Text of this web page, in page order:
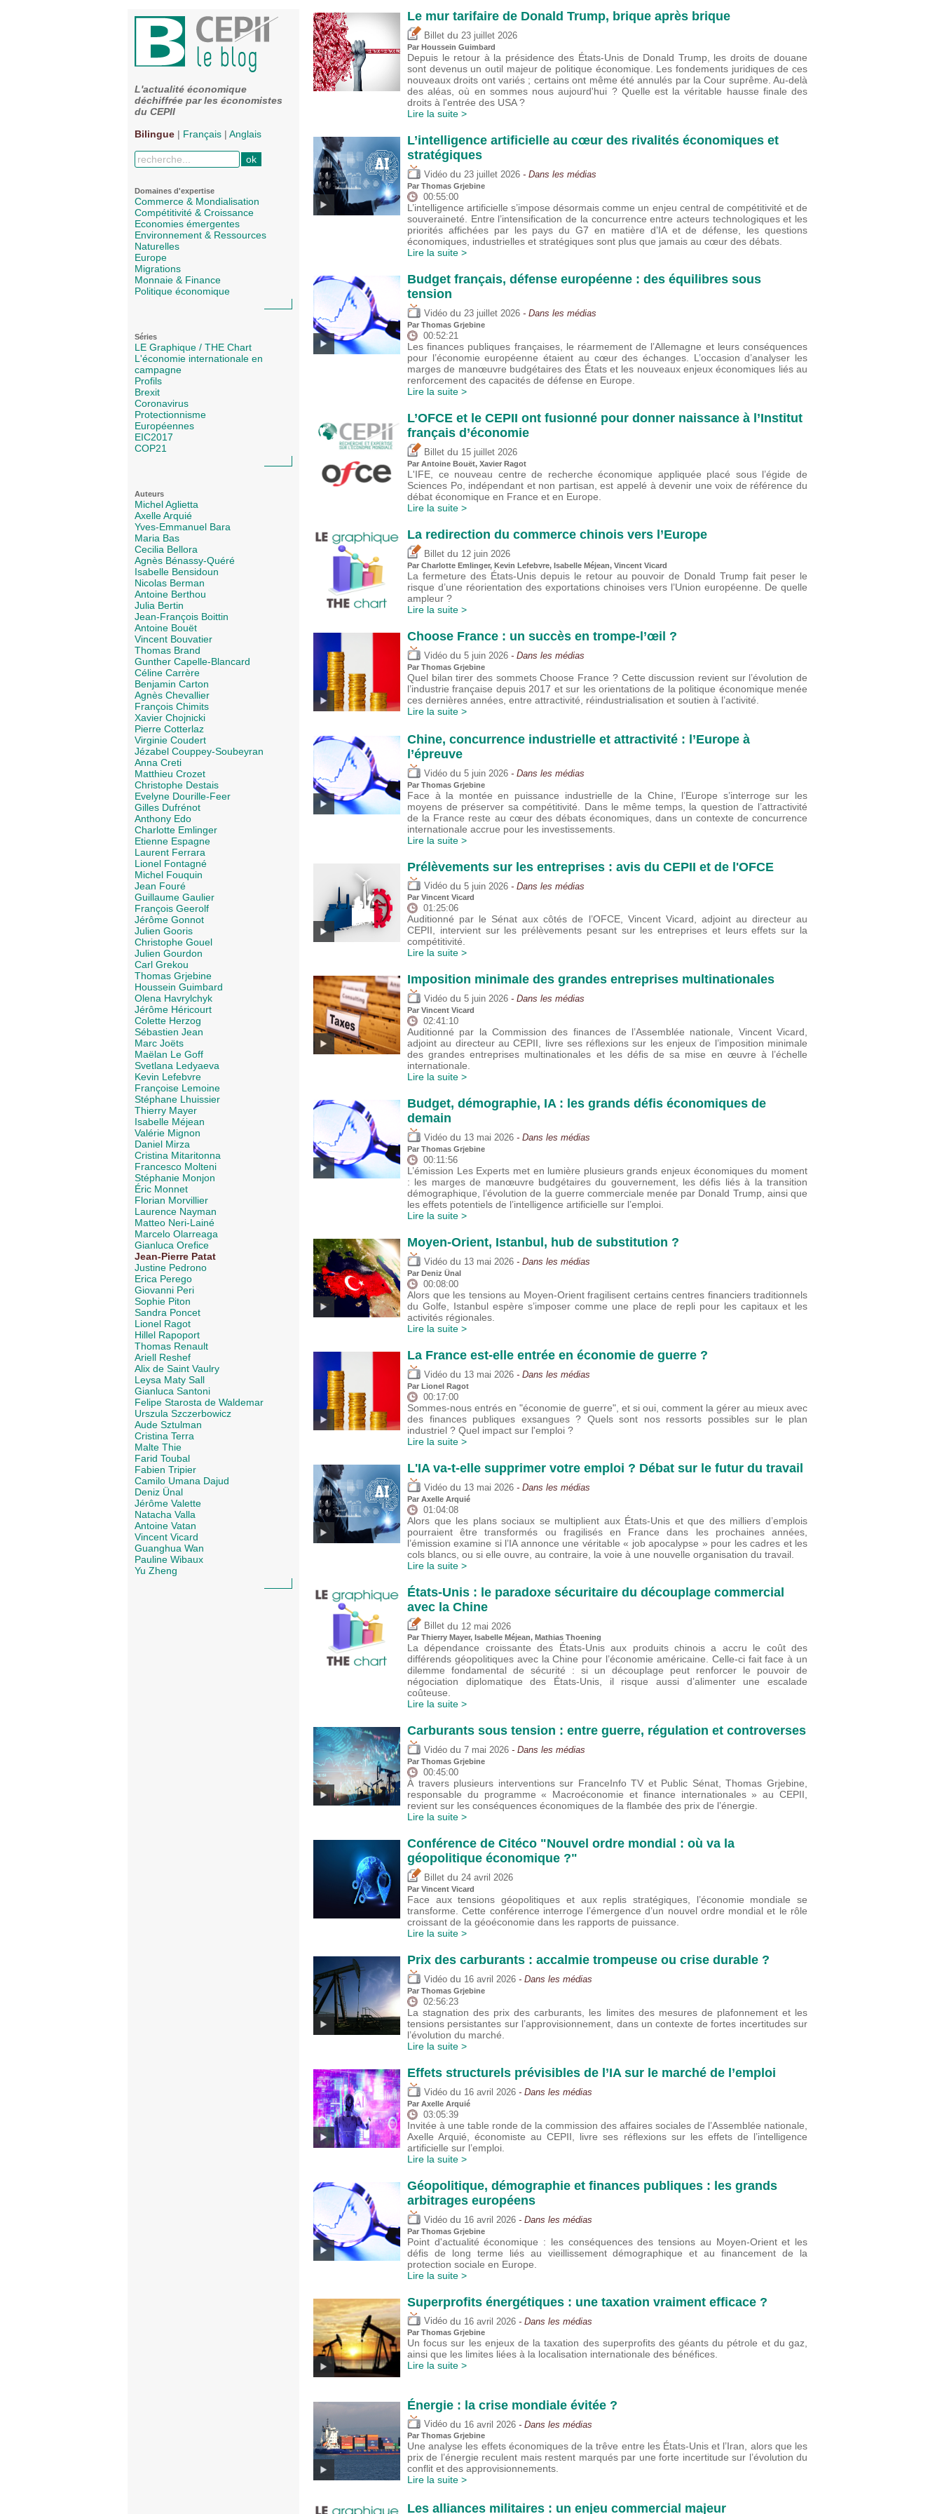
L'actualité économique
déchiffrée par les économistes
du CEPII
Bilingue | Français | Anglais
Domaines d'expertise
Commerce & Mondialisation
Compétitivité & Croissance
Economies émergentes
Environnement & Ressources
Naturelles
Europe
Migrations
Monnaie & Finance
Politique économique
Séries
LE Graphique / THE Chart
L'économie internationale en
campagne
Profils
Brexit
Coronavirus
Protectionnisme
Européennes
EIC2017
COP21
Auteurs
Michel Aglietta
Axelle Arquié
Yves-Emmanuel Bara
Maria Bas
Cecilia Bellora
Agnès Bénassy-Quéré
Isabelle Bensidoun
Nicolas Berman
Antoine Berthou
Julia Bertin
Jean-François Boittin
Antoine Bouët
Vincent Bouvatier
Thomas Brand
Gunther Capelle-Blancard
Céline Carrère
Benjamin Carton
Agnès Chevallier
François Chimits
Xavier Chojnicki
Pierre Cotterlaz
Virginie Coudert
Jézabel Couppey-Soubeyran
Anna Creti
Matthieu Crozet
Christophe Destais
Evelyne Dourille-Feer
Gilles Dufrénot
Anthony Edo
Charlotte Emlinger
Etienne Espagne
Laurent Ferrara
Lionel Fontagné
Michel Fouquin
Jean Fouré
Guillaume Gaulier
François Geerolf
Jérôme Gonnot
Julien Gooris
Christophe Gouel
Julien Gourdon
Carl Grekou
Thomas Grjebine
Houssein Guimbard
Olena Havrylchyk
Jérôme Héricourt
Colette Herzog
Sébastien Jean
Marc Joëts
Maëlan Le Goff
Svetlana Ledyaeva
Kevin Lefebvre
Françoise Lemoine
Stéphane Lhuissier
Thierry Mayer
Isabelle Méjean
Valérie Mignon
Daniel Mirza
Cristina Mitaritonna
Francesco Molteni
Stéphanie Monjon
Éric Monnet
Florian Morvillier
Laurence Nayman
Matteo Neri-Lainé
Marcelo Olarreaga
Gianluca Orefice
Jean-Pierre Patat
Justine Pedrono
Erica Perego
Giovanni Peri
Sophie Piton
Sandra Poncet
Lionel Ragot
Hillel Rapoport
Thomas Renault
Ariell Reshef
Alix de Saint Vaulry
Leysa Maty Sall
Gianluca Santoni
Felipe Starosta de Waldemar
Urszula Szczerbowicz
Aude Sztulman
Cristina Terra
Malte Thie
Farid Toubal
Fabien Tripier
Camilo Umana Dajud
Deniz Ünal
Jérôme Valette
Natacha Valla
Antoine Vatan
Vincent Vicard
Guanghua Wan
Pauline Wibaux
Yu Zheng
Le mur tarifaire de Donald Trump, brique après brique
Billet du 23 juillet 2026
Par Houssein Guimbard
Depuis le retour à la présidence des États-Unis de Donald Trump, les droits de douane
sont devenus un outil majeur de politique économique. Les fondements juridiques de ces
nouveaux droits ont variés ; certains ont même été annulés par la Cour suprême. Au-delà
des aléas, où en sommes nous aujourd'hui ? Quelle est la véritable hausse finale des
droits à l'entrée des USA ?
Lire la suite >
L’intelligence artificielle au cœur des rivalités économiques et
stratégiques
Vidéo du 23 juillet 2026 - Dans les médias
Par Thomas Grjebine
00:55:00
L’intelligence artificielle s’impose désormais comme un enjeu central de compétitivité et de
souveraineté. Entre l’intensification de la concurrence entre acteurs technologiques et les
priorités affichées par les pays du G7 en matière d’IA et de défense, les questions
économiques, industrielles et stratégiques sont plus que jamais au cœur des débats.
Lire la suite >
Budget français, défense européenne : des équilibres sous
tension
Vidéo du 23 juillet 2026 - Dans les médias
Par Thomas Grjebine
00:52:21
Les finances publiques françaises, le réarmement de l’Allemagne et leurs conséquences
pour l’économie européenne étaient au cœur des échanges. L’occasion d’analyser les
marges de manœuvre budgétaires des États et les nouveaux enjeux économiques liés au
renforcement des capacités de défense en Europe.
Lire la suite >
L’OFCE et le CEPII ont fusionné pour donner naissance à l’Institut
français d’économie
Billet du 15 juillet 2026
Par Antoine Bouët, Xavier Ragot
L'IFE, ce nouveau centre de recherche économique appliquée placé sous l’égide de
Sciences Po, indépendant et non partisan, est appelé à devenir une voix de référence du
débat économique en France et en Europe.
Lire la suite >
La redirection du commerce chinois vers l’Europe
Billet du 12 juin 2026
Par Charlotte Emlinger, Kevin Lefebvre, Isabelle Méjean, Vincent Vicard
La fermeture des États-Unis depuis le retour au pouvoir de Donald Trump fait peser le
risque d’une réorientation des exportations chinoises vers l’Union européenne. De quelle
ampleur ?
Lire la suite >
Choose France : un succès en trompe-l’œil ?
Vidéo du 5 juin 2026 - Dans les médias
Par Thomas Grjebine
Quel bilan tirer des sommets Choose France ? Cette discussion revient sur l’évolution de
l’industrie française depuis 2017 et sur les orientations de la politique économique menée
ces dernières années, entre attractivité, réindustrialisation et soutien à l’activité.
Lire la suite >
Chine, concurrence industrielle et attractivité : l’Europe à
l’épreuve
Vidéo du 5 juin 2026 - Dans les médias
Par Thomas Grjebine
Face à la montée en puissance industrielle de la Chine, l’Europe s’interroge sur les
moyens de préserver sa compétitivité. Dans le même temps, la question de l’attractivité
de la France reste au cœur des débats économiques, dans un contexte de concurrence
internationale accrue pour les investissements.
Lire la suite >
Prélèvements sur les entreprises : avis du CEPII et de l'OFCE
Vidéo du 5 juin 2026 - Dans les médias
Par Vincent Vicard
01:25:06
Auditionné par le Sénat aux côtés de l’OFCE, Vincent Vicard, adjoint au directeur au
CEPII, intervient sur les prélèvements pesant sur les entreprises et leurs effets sur la
compétitivité.
Lire la suite >
Imposition minimale des grandes entreprises multinationales
Vidéo du 5 juin 2026 - Dans les médias
Par Vincent Vicard
02:41:10
Auditionné par la Commission des finances de l’Assemblée nationale, Vincent Vicard,
adjoint au directeur au CEPII, livre ses réflexions sur les enjeux de l’imposition minimale
des grandes entreprises multinationales et les défis de sa mise en œuvre à l’échelle
internationale.
Lire la suite >
Budget, démographie, IA : les grands défis économiques de
demain
Vidéo du 13 mai 2026 - Dans les médias
Par Thomas Grjebine
00:11:56
L’émission Les Experts met en lumière plusieurs grands enjeux économiques du moment
: les marges de manœuvre budgétaires du gouvernement, les défis liés à la transition
démographique, l’évolution de la guerre commerciale menée par Donald Trump, ainsi que
les effets potentiels de l’intelligence artificielle sur l’emploi.
Lire la suite >
Moyen-Orient, Istanbul, hub de substitution ?
Vidéo du 13 mai 2026 - Dans les médias
Par Deniz Ünal
00:08:00
Alors que les tensions au Moyen-Orient fragilisent certains centres financiers traditionnels
du Golfe, Istanbul espère s’imposer comme une place de repli pour les capitaux et les
activités régionales.
Lire la suite >
La France est-elle entrée en économie de guerre ?
Vidéo du 13 mai 2026 - Dans les médias
Par Lionel Ragot
00:17:00
Sommes-nous entrés en "économie de guerre", et si oui, comment la gérer au mieux avec
des finances publiques exsangues ? Quels sont nos ressorts possibles sur le plan
industriel ? Quel impact sur l'emploi ?
Lire la suite >
L'IA va-t-elle supprimer votre emploi ? Débat sur le futur du travail
Vidéo du 13 mai 2026 - Dans les médias
Par Axelle Arquié
01:04:08
Alors que les plans sociaux se multiplient aux États-Unis et que des milliers d’emplois
pourraient être transformés ou fragilisés en France dans les prochaines années,
l’émission examine si l’IA annonce une véritable « job apocalypse » pour les cadres et les
cols blancs, ou si elle ouvre, au contraire, la voie à une nouvelle organisation du travail.
Lire la suite >
États-Unis : le paradoxe sécuritaire du découplage commercial
avec la Chine
Billet du 12 mai 2026
Par Thierry Mayer, Isabelle Méjean, Mathias Thoening
La dépendance croissante des États-Unis aux produits chinois a accru le coût des
différends géopolitiques avec la Chine pour l’économie américaine. Celle-ci fait face à un
dilemme fondamental de sécurité : si un découplage peut renforcer le pouvoir de
négociation diplomatique des États-Unis, il risque aussi d’alimenter une escalade
coûteuse.
Lire la suite >
Carburants sous tension : entre guerre, régulation et controverses
Vidéo du 7 mai 2026 - Dans les médias
Par Thomas Grjebine
00:45:00
À travers plusieurs interventions sur FranceInfo TV et Public Sénat, Thomas Grjebine,
responsable du programme « Macroéconomie et finance internationales » au CEPII,
revient sur les conséquences économiques de la flambée des prix de l’énergie.
Lire la suite >
Conférence de Citéco "Nouvel ordre mondial : où va la
géopolitique économique ?"
Billet du 24 avril 2026
Par Vincent Vicard
Face aux tensions géopolitiques et aux replis stratégiques, l’économie mondiale se
transforme. Cette conférence interroge l’émergence d’un nouvel ordre mondial et le rôle
croissant de la géoéconomie dans les rapports de puissance.
Lire la suite >
Prix des carburants : accalmie trompeuse ou crise durable ?
Vidéo du 16 avril 2026 - Dans les médias
Par Thomas Grjebine
02:56:23
La stagnation des prix des carburants, les limites des mesures de plafonnement et les
tensions persistantes sur l’approvisionnement, dans un contexte de fortes incertitudes sur
l’évolution du marché.
Lire la suite >
Effets structurels prévisibles de l’IA sur le marché de l’emploi
Vidéo du 16 avril 2026 - Dans les médias
Par Axelle Arquié
03:05:39
Invitée à une table ronde de la commission des affaires sociales de l’Assemblée nationale,
Axelle Arquié, économiste au CEPII, livre ses réflexions sur les effets de l’intelligence
artificielle sur l’emploi.
Lire la suite >
Géopolitique, démographie et finances publiques : les grands
arbitrages européens
Vidéo du 16 avril 2026 - Dans les médias
Par Thomas Grjebine
Point d'actualité économique : les conséquences des tensions au Moyen-Orient et les
défis de long terme liés au vieillissement démographique et au financement de la
protection sociale en Europe.
Lire la suite >
Superprofits énergétiques : une taxation vraiment efficace ?
Vidéo du 16 avril 2026 - Dans les médias
Par Thomas Grjebine
Un focus sur les enjeux de la taxation des superprofits des géants du pétrole et du gaz,
ainsi que les limites liées à la localisation internationale des bénéfices.
Lire la suite >
Énergie : la crise mondiale évitée ?
Vidéo du 16 avril 2026 - Dans les médias
Par Thomas Grjebine
Une analyse les effets économiques de la trêve entre les États-Unis et l’Iran, alors que les
prix de l’énergie reculent mais restent marqués par une forte incertitude sur l’évolution du
conflit et des approvisionnements.
Lire la suite >
Les alliances militaires : un enjeu commercial majeur